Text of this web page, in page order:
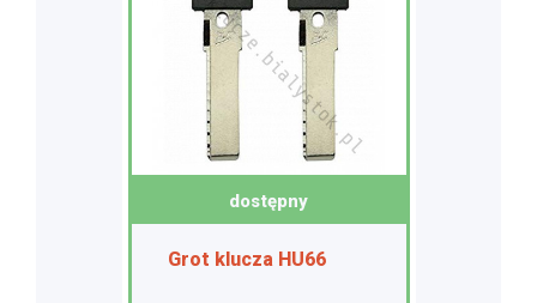
dostępny
Grot klucza HU66